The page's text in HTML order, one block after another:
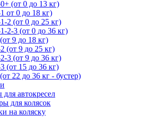
(от 0 до 13 кг)
от 0 до 18 кг)
2 (от 0 до 25 кг)
2-3 (от 0 до 36 кг)
9 до 18 кг)
(от 9 до 25 кг)
3 (от 9 до 36 кг)
(от 15 до 36 кг)
22 до 36 кг - бустер)
автокресел
для колясок
на коляску